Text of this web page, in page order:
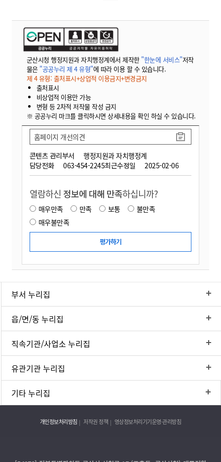
군산시청 행정지원과 자치행정계에서 제작한 "한눈에 서비스"저작
물은 "공공누리 제 4 유형"에 따라 이용 할 수 있습니다.
제 4 유형: 출처표시+상업적 이용금지+변경금지
출처표시
비상업적 이용만 가능
변형 등 2차적 저작물 작성 금지
※ 공공누리 마크를 클릭하시면 상세내용을 확인 하실 수 있습니다.
콘텐츠 관리부서
행정지원과 자치행정계
담당전화
063-454-2245최근수정일 2025-02-06
홈페이지 개선의견
열람하신 정보에 대해 만족하십니까?
매우만족 만족 보통
불만족
매우불만족
부서 누리집
읍/면/동 누리집
직속기관/사업소 누리집
유관기관 누리집
기타 누리집
개인정보처리방침 저작권 정책 영상정보처리기기운영·관리방침